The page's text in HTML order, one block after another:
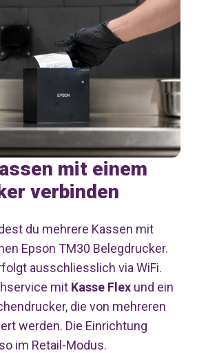
mit einem
verbinden
du mehrere Kassen mit
Epson TM30 Belegdrucker.
ausschliesslich via WiFi.
mit Kasse Flex und ein
die von mehreren
werden. Die Einrichtung
im Retail-Modus.